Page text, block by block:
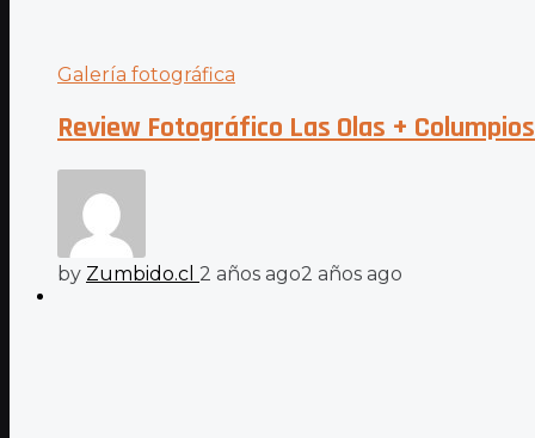
Galería fotográfica
Review Fotográfico Las Olas +
by Zumbido.cl 2 años ago2 años ago